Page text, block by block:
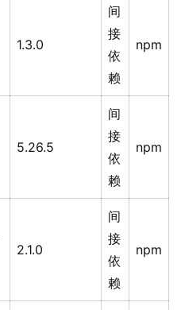
1.3.0
间
接
依
赖
npm
5.26.5
间
接
依
赖
npm
2.1.0
间
接
依
赖
npm